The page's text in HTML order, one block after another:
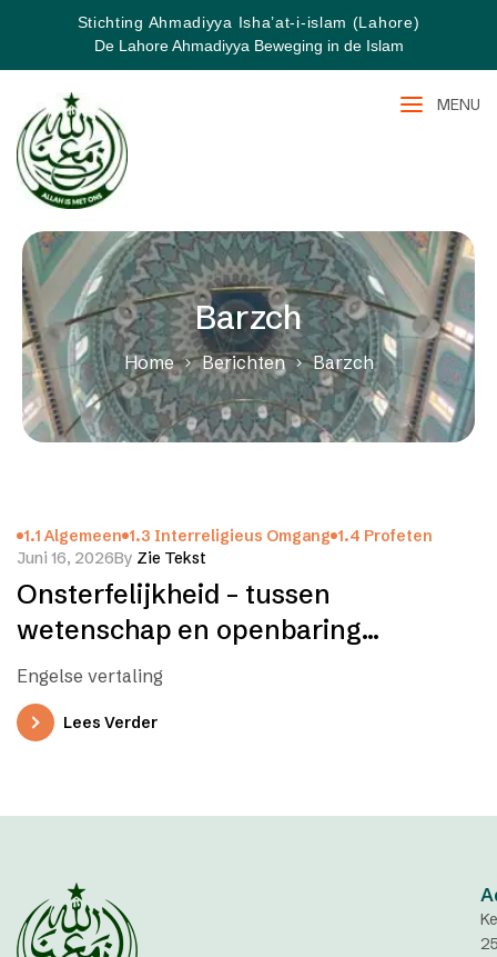
Stichting Ahmadiyya Isha’at-i-islam (Lahore)
De Lahore Ahmadiyya Beweging in de Islam
MENU
Barzch
Home Berichten Barzch
1.1 Algemeen 1.3 Interreligieus Omgang 1.4 Profeten
Juni 16, 2026By Zie Tekst
Onsterfelijkheid – tussen
wetenschap en openbaring
(Nederlands en Engels)
Engelse vertaling
Lees Verder